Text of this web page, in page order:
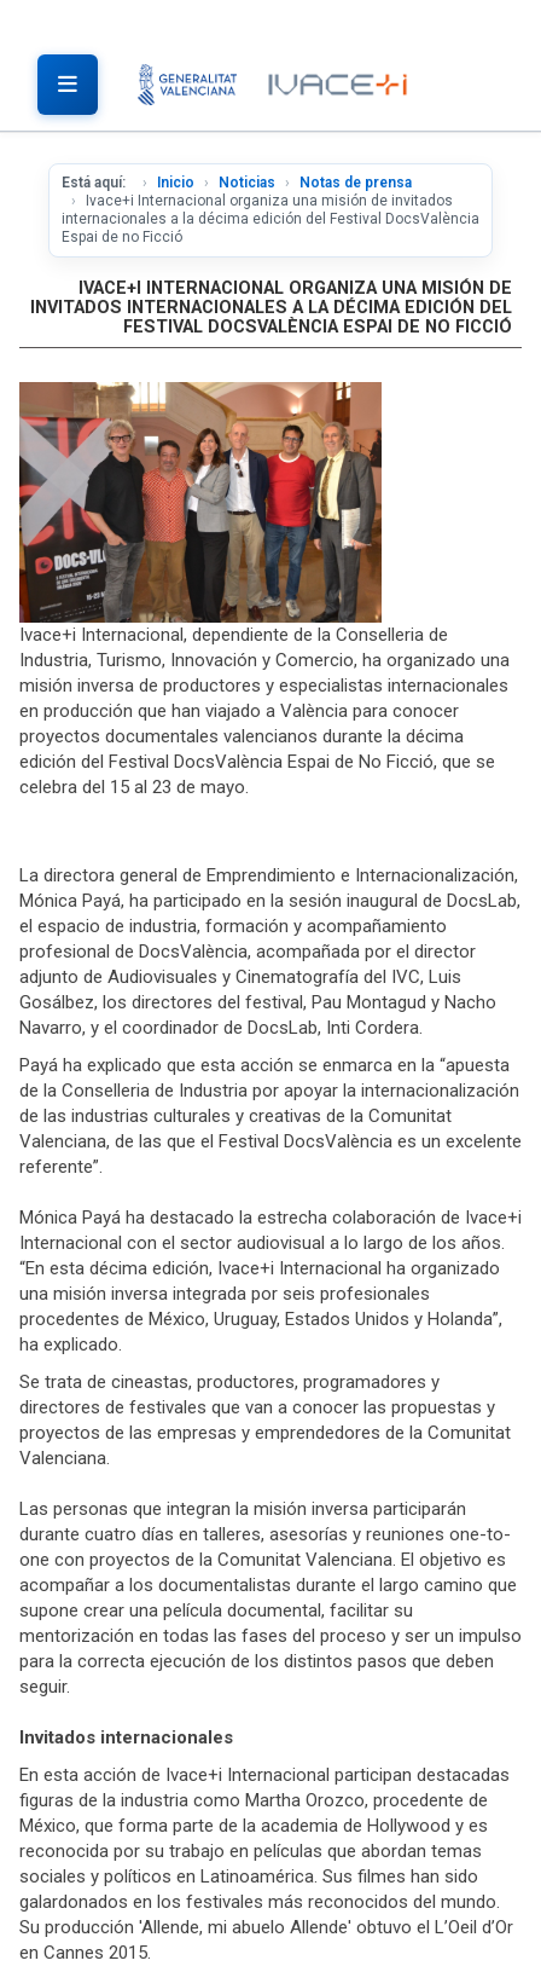
Está aquí: Inicio Noticias
Notas de prensa
Ivace+i Internacional organiza una misión de invitados
internacionales a la décima edición del Festival DocsValència
Espai de no Ficció
IVACE+I INTERNACIONAL ORGANIZA UNA MISIÓN DE
INVITADOS INTERNACIONALES A LA DÉCIMA EDICIÓN DEL
FESTIVAL DOCSVALÈNCIA ESPAI DE NO FICCIÓ
Ivace+i Internacional, dependiente de la Conselleria de
Industria, Turismo, Innovación y Comercio, ha organizado una
misión inversa de productores y especialistas internacionales
en producción que han viajado a València para conocer
proyectos documentales valencianos durante la décima
edición del Festival DocsValència Espai de No Ficció, que se
celebra del 15 al 23 de mayo.
La directora general de Emprendimiento e Internacionalización,
Mónica Payá, ha participado en la sesión inaugural de DocsLab,
el espacio de industria, formación y acompañamiento
profesional de DocsValència, acompañada por el director
adjunto de Audiovisuales y Cinematografía del IVC, Luis
Gosálbez, los directores del festival, Pau Montagud y Nacho
Navarro, y el coordinador de DocsLab, Inti Cordera.
Payá ha explicado que esta acción se enmarca en la “apuesta
de la Conselleria de Industria por apoyar la internacionalización
de las industrias culturales y creativas de la Comunitat
Valenciana, de las que el Festival DocsValència es un excelente
referente”.
Mónica Payá ha destacado la estrecha colaboración de Ivace+i
Internacional con el sector audiovisual a lo largo de los años.
“En esta décima edición, Ivace+i Internacional ha organizado
una misión inversa integrada por seis profesionales
procedentes de México, Uruguay, Estados Unidos y Holanda”,
ha explicado.
Se trata de cineastas, productores, programadores y
directores de festivales que van a conocer las propuestas y
proyectos de las empresas y emprendedores de la Comunitat
Valenciana.
Las personas que integran la misión inversa participarán
durante cuatro días en talleres, asesorías y reuniones one-to-
one con proyectos de la Comunitat Valenciana. El objetivo es
acompañar a los documentalistas durante el largo camino que
supone crear una película documental, facilitar su
mentorización en todas las fases del proceso y ser un impulso
para la correcta ejecución de los distintos pasos que deben
seguir.
Invitados internacionales
En esta acción de Ivace+i Internacional participan destacadas
figuras de la industria como Martha Orozco, procedente de
México, que forma parte de la academia de Hollywood y es
reconocida por su trabajo en películas que abordan temas
sociales y políticos en Latinoamérica. Sus filmes han sido
galardonados en los festivales más reconocidos del mundo.
Su producción 'Allende, mi abuelo Allende' obtuvo el L’Oeil d’Or
en Cannes 2015.